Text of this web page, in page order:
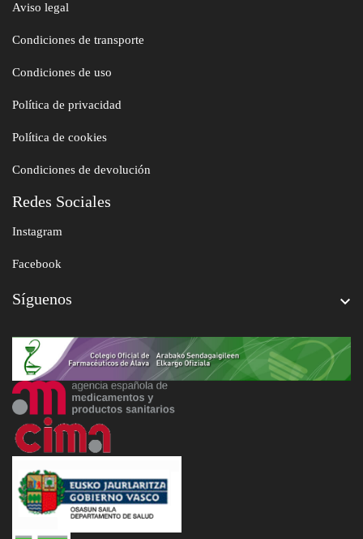
Aviso legal
Condiciones de transporte
Condiciones de uso
Política de privacidad
Política de cookies
Condiciones de devolución
Redes Sociales
Instagram
Facebook
Síguenos 